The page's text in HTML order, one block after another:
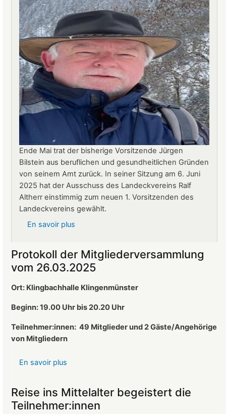
Stern
neuer
Betriebsleiter
Ende Mai trat der bisherige Vorsitzende Jürgen
Bilstein aus beruflichen und gesundheitlichen Gründen
von seinem Amt zurück. In seiner Sitzung am 6. Juni
2025 hat der Ausschuss des Landeckvereins Ralf
Altherr einstimmig zum neuen 1. Vorsitzenden des
Landeckvereins gewählt.
En savoir plus
Altherr
ist
neuer
Vorsitzender
des
Protokoll der Mitgliederversammlung
vom 26.03.2025
Ort: Klingbachhalle Klingenmünster
Beginn: 19.00 Uhr bis 20.20 Uhr
Teilnehmer:innen: 49 Mitglieder und 2 Gäste/Angehörige
von Mitgliedern
En savoir plus
der
Mitgliederversammlung
vom
Reise ins Mittelalter begeistert die
Teilnehmer:innen